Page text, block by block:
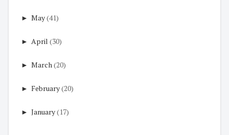
► May(41)
► April (30)
► March(20)
► February(20)
► January(17)